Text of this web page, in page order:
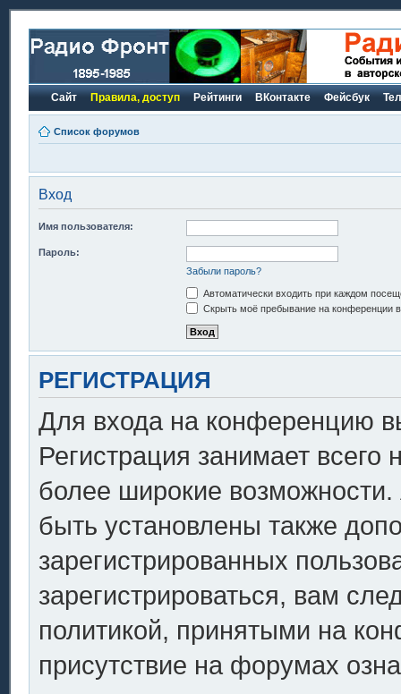
Сайт Правила, доступ Рейтинги ВКонтакте Фейсбук
Список форумов
Вход
Имя пользователя:
Пароль:
Забыли пароль?
Автоматически входить при каждом
Скрыть моё пребывание на конференции в
РЕГИСТРАЦИЯ
Для входа на конференцию
Регистрация занимает всего
более широкие
быть установлены также
зарегистрированных
зарегистрироваться, вам
политикой, принятыми на
присутствие на форумах